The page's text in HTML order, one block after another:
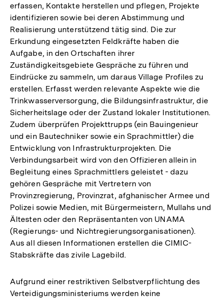
erfassen, Kontakte herstellen und pflegen, Projekte
identifizieren sowie bei deren Abstimmung und
Realisierung unterstützend tätig sind. Die zur
Erkundung eingesetzten Feldkräfte haben die
Aufgabe, in den Ortschaften ihrer
Zuständigkeitsgebiete Gespräche zu führen und
Eindrücke zu sammeln, um daraus Village Profiles zu
erstellen. Erfasst werden relevante Aspekte wie die
Trinkwasserversorgung, die Bildungsinfrastruktur, die
Sicherheitslage oder der Zustand lokaler Institutionen.
Zudem überprüfen Projekttrupps (ein Bauingenieur
und ein Bautechniker sowie ein Sprachmittler) die
Entwicklung von Infrastrukturprojekten. Die
Verbindungsarbeit wird von den Offizieren allein in
Begleitung eines Sprachmittlers geleistet - dazu
gehören Gespräche mit Vertretern von
Provinzregierung, Provinzrat, afghanischer Armee und
Polizei sowie Medien, mit Bürgermeistern, Mullahs und
Ältesten oder den Repräsentanten von UNAMA
(Regierungs- und Nichtregierungsorganisationen).
Aus all diesen Informationen erstellen die CIMIC-
Stabskräfte das zivile Lagebild.
Aufgrund einer restriktiven Selbstverpflichtung des
Verteidigungsministeriums werden keine